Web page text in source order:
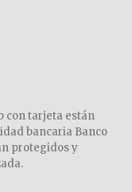
con tarjeta están
bancaria Banco
protegidos y